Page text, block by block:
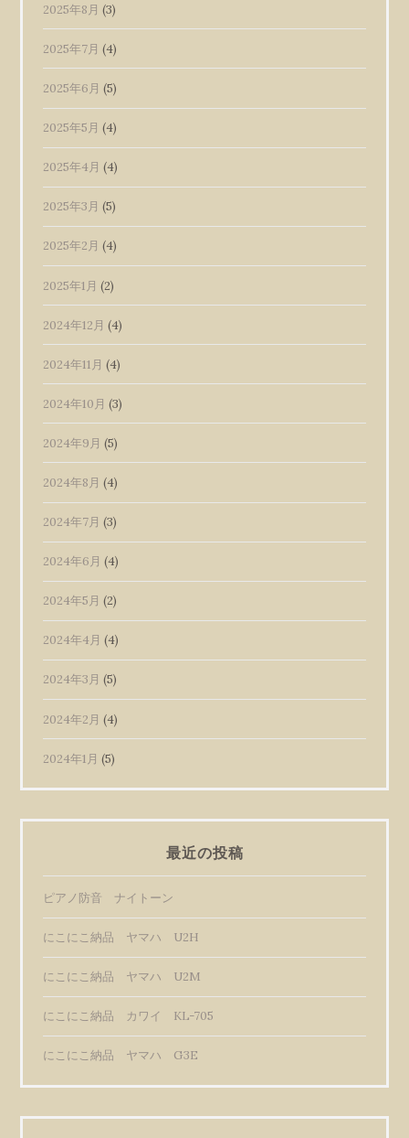
2025年8月 (3)
2025年7月 (4)
2025年6月 (5)
2025年5月 (4)
2025年4月 (4)
2025年3月 (5)
2025年2月 (4)
2025年1月 (2)
2024年12月 (4)
2024年11月 (4)
2024年10月 (3)
2024年9月 (5)
2024年8月 (4)
2024年7月 (3)
2024年6月 (4)
2024年5月 (2)
2024年4月 (4)
2024年3月 (5)
2024年2月 (4)
2024年1月 (5)
最近の投稿
ピアノ防音 ナイトーン
にこにこ納品 ヤマハ U2H
にこにこ納品 ヤマハ U2M
にこにこ納品 カワイ KL-705
にこにこ納品 ヤマハ G3E